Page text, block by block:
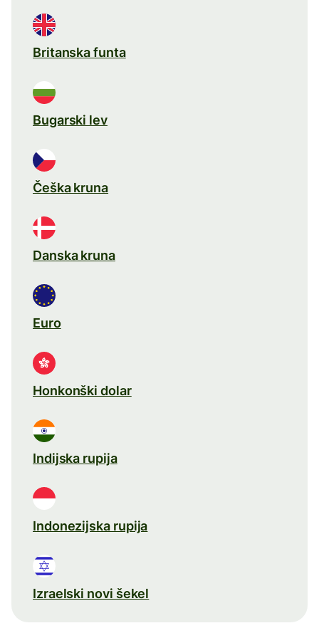
Britanska funta
Bugarski lev
Češka kruna
Danska kruna
Euro
Honkonški dolar
Indijska rupija
Indonezijska rupija
Izraelski novi šekel